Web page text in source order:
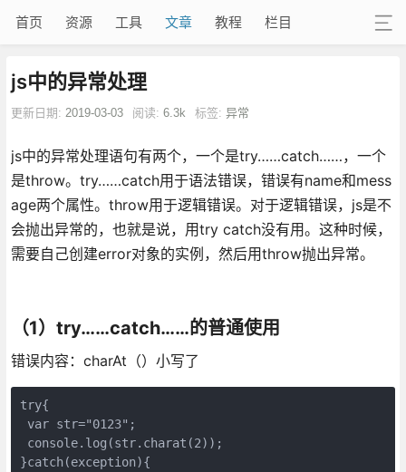
首页 资源 工具 文章 教程 栏目
js中的异常处理
更新日期: 2019-03-03 阅读: 6.3k 标签: 异常
js中的异常处理语句有两个，一个是try……catch……，一个
是throw。try……catch用于语法错误，错误有name和mess
age两个属性。throw用于逻辑错误。对于逻辑错误，js是不
会抛出异常的，也就是说，用try catch没有用。这种时候，
需要自己创建error对象的实例，然后用throw抛出异常。
（1）try……catch……的普通使用
错误内容：charAt（）小写了
try{
var str="0123";
console.log(str.charat(2));
}catch(exception){